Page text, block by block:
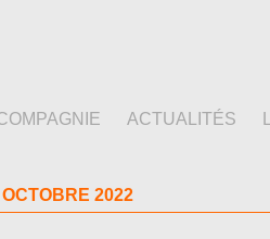
COMPAGNIE ACTUALITÉS
2022